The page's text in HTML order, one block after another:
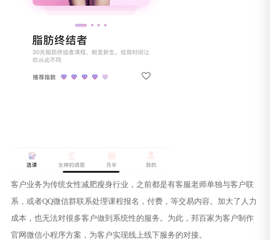
客户业务为传统女性减肥瘦身行业，之前都是有客服老师单独与客户联
系，或者QQ微信群联系处理课程报名，付费，等交易内容。加大了人力
成本，也无法对很多客户做到系统性的服务。为此，邦百家为客户制作
官网微信小程序方案，为客户实现线上线下服务的对接。